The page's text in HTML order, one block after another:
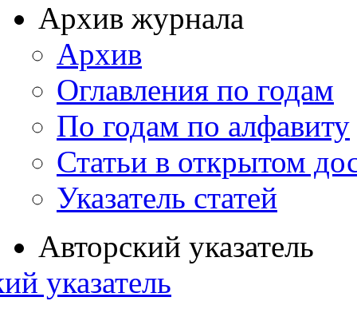
Архив журнала
Архив
Оглавления по годам
По годам по алфавиту
Статьи в открытом
Указатель статей
Авторский указатель
указатель